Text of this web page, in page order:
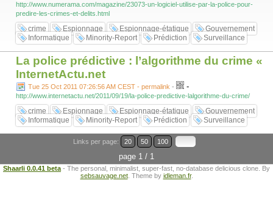
http://www.numerama.com/magazine/23073-un-logiciel-utilise-par-la-police-pour-
predire-les-crimes-et-delits.html
crime Espionnage Espionnage-étatique
Gouvernement
Informatique
Minority-Report Prédiction Surveillance
La police prédictive : l’algorithme du crime «
InternetActu.net
Tue 25 Oct 2011 07:26:56 AM CEST - permalink - -
http://www.internetactu.net/2011/09/19/la-police-predictive-lalgorithme-du-crime/
crime Espionnage Espionnage-étatique
Gouvernement
Informatique
Minority-Report Prédiction Surveillance
Links per page: 20 50 100
page 1 / 1
Shaarli 0.0.41 beta - The personal, minimalist, super-fast, no-database delicious clone. By
sebsauvage.net. Theme by idleman.fr.